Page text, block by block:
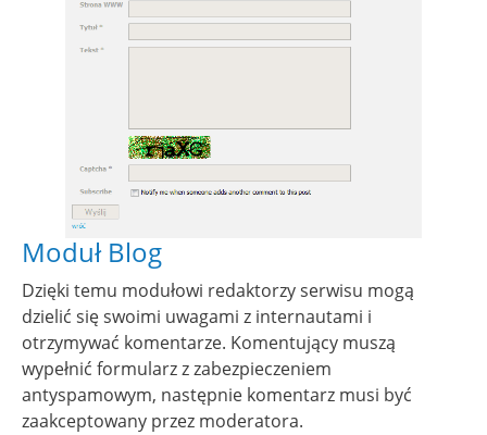
Moduł Blog
Dzięki temu modułowi redaktorzy serwisu mogą
dzielić się swoimi uwagami z internautami i
otrzymywać komentarze. Komentujący muszą
wypełnić formularz z zabezpieczeniem
antyspamowym, następnie komentarz musi być
zaakceptowany przez moderatora.